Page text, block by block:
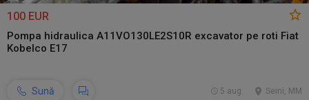
100 EUR
Pompa hidraulica A11VO130LE2S10R excavator pe roti Fiat
Kobelco E17
Sună Seini, MM
5 aug.